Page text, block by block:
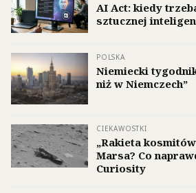
AI Act: kiedy
sztucznej
POLSKA
Niemiecki
niż w Niemczech”
CIEKAWOSTKI
„Rakieta
Marsa? Co
Curiosity